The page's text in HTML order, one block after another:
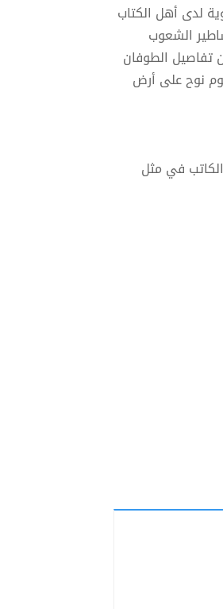
لدى أهل الكتاب
الشعوب
تفاصيل الطوفان
نوح على أرض
في مثل